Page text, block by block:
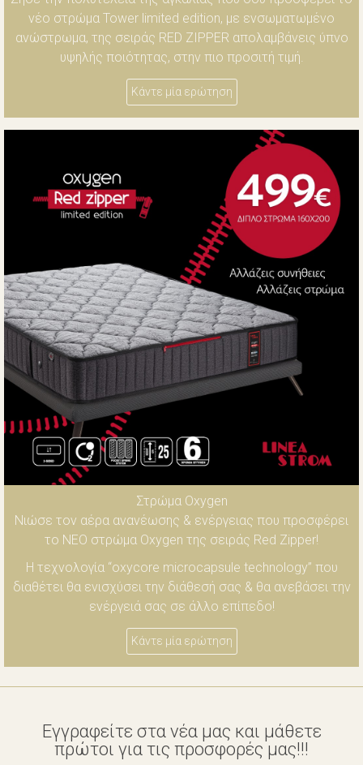
νέο στρώμα Tower limited edition, με ενσωματωμένο
ανώστρωμα, της σειράς RED ZIPPER απολαμβάνεις ύπνο
υψηλής ποιότητας, στην πιο προσιτή τιμή.
Κάντε μία ερώτηση
Στρώμα Οxygen
Νιώσε τον αέρα ανανέωσης & ενέργειας που προσφέρει
το ΝΕΟ στρώμα Οxygen της σειράς Red Zipper!
Η τεχνολογία “oxycore microcapsule technology” που
διαθέτει θα ενισχύσει την διάθεσή σας & θα ανεβάσει την
ενέργειά σας σε άλλο επίπεδο!
Κάντε μία ερώτηση
Εγγραφείτε στα νέα μας και μάθετε
πρώτοι για τις προσφορές μας!!!